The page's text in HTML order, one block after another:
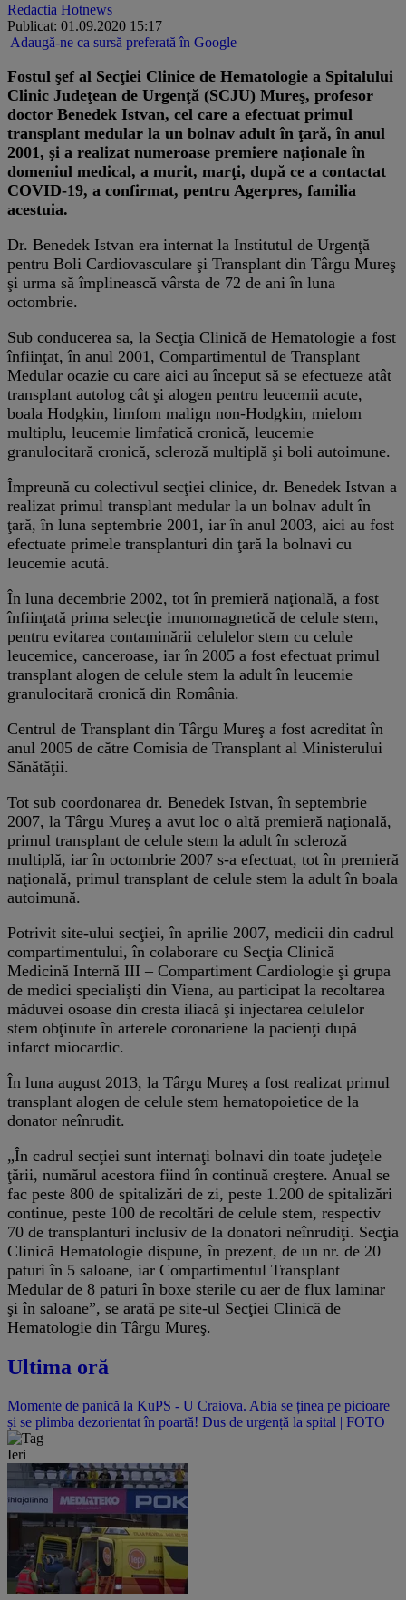
Redactia Hotnews
Publicat: 01.09.2020 15:17
Adaugă-ne ca sursă preferată în Google
​Fostul şef al Secţiei Clinice de Hematologie a Spitalului
Clinic Judeţean de Urgenţă (SCJU) Mureş, profesor
doctor Benedek Istvan, cel care a efectuat primul
transplant medular la un bolnav adult în ţară, în anul
2001, şi a realizat numeroase premiere naţionale în
domeniul medical, a murit, marţi, după ce a contactat
COVID-19, a confirmat, pentru Agerpres, familia
acestuia.
Dr. Benedek Istvan era internat la Institutul de Urgenţă
pentru Boli Cardiovasculare şi Transplant din Târgu Mureş
şi urma să împlinească vârsta de 72 de ani în luna
octombrie.
Sub conducerea sa, la Secţia Clinică de Hematologie a fost
înfiinţat, în anul 2001, Compartimentul de Transplant
Medular ocazie cu care aici au început să se efectueze atât
transplant autolog cât şi alogen pentru leucemii acute,
boala Hodgkin, limfom malign non-Hodgkin, mielom
multiplu, leucemie limfatică cronică, leucemie
granulocitară cronică, scleroză multiplă şi boli autoimune.
Împreună cu colectivul secţiei clinice, dr. Benedek Istvan a
realizat primul transplant medular la un bolnav adult în
ţară, în luna septembrie 2001, iar în anul 2003, aici au fost
efectuate primele transplanturi din ţară la bolnavi cu
leucemie acută.
În luna decembrie 2002, tot în premieră naţională, a fost
înfiinţată prima selecţie imunomagnetică de celule stem,
pentru evitarea contaminării celulelor stem cu celule
leucemice, canceroase, iar în 2005 a fost efectuat primul
transplant alogen de celule stem la adult în leucemie
granulocitară cronică din România.
Centrul de Transplant din Târgu Mureş a fost acreditat în
anul 2005 de către Comisia de Transplant al Ministerului
Sănătăţii.
Tot sub coordonarea dr. Benedek Istvan, în septembrie
2007, la Târgu Mureş a avut loc o altă premieră naţională,
primul transplant de celule stem la adult în scleroză
multiplă, iar în octombrie 2007 s-a efectuat, tot în premieră
naţională, primul transplant de celule stem la adult în boala
autoimună.
Potrivit site-ului secţiei, în aprilie 2007, medicii din cadrul
compartimentului, în colaborare cu Secţia Clinică
Medicină Internă III – Compartiment Cardiologie şi grupa
de medici specialişti din Viena, au participat la recoltarea
măduvei osoase din cresta iliacă şi injectarea celulelor
stem obţinute în arterele coronariene la pacienţi după
infarct miocardic.
În luna august 2013, la Târgu Mureş a fost realizat primul
transplant alogen de celule stem hematopoietice de la
donator neînrudit.
„În cadrul secţiei sunt internaţi bolnavi din toate judeţele
ţării, numărul acestora fiind în continuă creştere. Anual se
fac peste 800 de spitalizări de zi, peste 1.200 de spitalizări
continue, peste 100 de recoltări de celule stem, respectiv
70 de transplanturi inclusiv de la donatori neînrudiţi. Secţia
Clinică Hematologie dispune, în prezent, de un nr. de 20
paturi în 5 saloane, iar Compartimentul Transplant
Medular de 8 paturi în boxe sterile cu aer de flux laminar
şi în saloane”, se arată pe site-ul Secţiei Clinică de
Hematologie din Târgu Mureş.
Ultima oră
Momente de panică la KuPS - U Craiova. Abia se ținea pe picioare
și se plimba dezorientat în poartă! Dus de urgență la spital | FOTO
Ieri